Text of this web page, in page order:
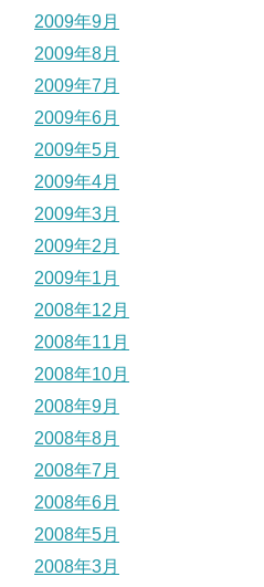
2009年9月
2009年8月
2009年7月
2009年6月
2009年5月
2009年4月
2009年3月
2009年2月
2009年1月
2008年12月
2008年11月
2008年10月
2008年9月
2008年8月
2008年7月
2008年6月
2008年5月
2008年3月